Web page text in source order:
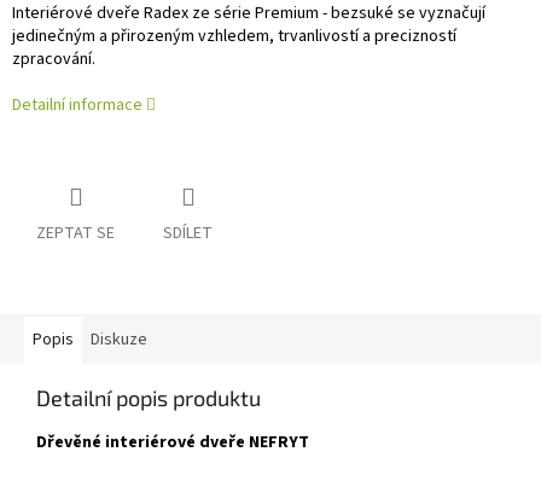
Interiérové dveře Radex ze série Premium - bezsuké se vyznačují
jedinečným a přirozeným vzhledem, trvanlivostí a precizností
zpracování.
Detailní informace
ZEPTAT SE SDÍLET
Popis Diskuze
Detailní popis produktu
Dřevěné interiérové dveře NEFRYT